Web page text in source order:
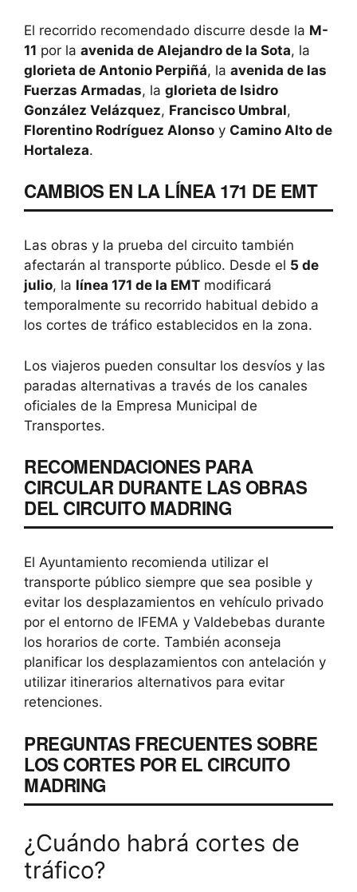
El recorrido recomendado discurre desde la M-
11 por la avenida de Alejandro de la Sota, la
glorieta de Antonio Perpiñá, la avenida de las
Fuerzas Armadas, la glorieta de Isidro
González Velázquez, Francisco Umbral,
Florentino Rodríguez Alonso y Camino Alto de
Hortaleza.
CAMBIOS EN LA LÍNEA 171 DE EMT
Las obras y la prueba del circuito también
afectarán al transporte público. Desde el 5 de
julio, la línea 171 de la EMT modificará
temporalmente su recorrido habitual debido a
los cortes de tráfico establecidos en la zona.
Los viajeros pueden consultar los desvíos y las
paradas alternativas a través de los canales
oficiales de la Empresa Municipal de
Transportes.
RECOMENDACIONES PARA
CIRCULAR DURANTE LAS OBRAS
DEL CIRCUITO MADRING
El Ayuntamiento recomienda utilizar el
transporte público siempre que sea posible y
evitar los desplazamientos en vehículo privado
por el entorno de IFEMA y Valdebebas durante
los horarios de corte. También aconseja
planificar los desplazamientos con antelación y
utilizar itinerarios alternativos para evitar
retenciones.
PREGUNTAS FRECUENTES SOBRE
LOS CORTES POR EL CIRCUITO
MADRING
¿Cuándo habrá cortes de
tráfico?